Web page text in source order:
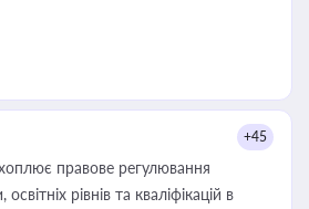
+45
правове регулювання
рівнів та кваліфікацій в